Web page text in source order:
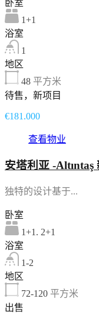
卧室
1+1
浴室
1
地区
48 平方米
待售，新项目
€181.000
查看物业
安塔利亚 -Altıntaş
独特的设计基于...
卧室
1+1. 2+1
浴室
1-2
地区
72-120 平方米
出售